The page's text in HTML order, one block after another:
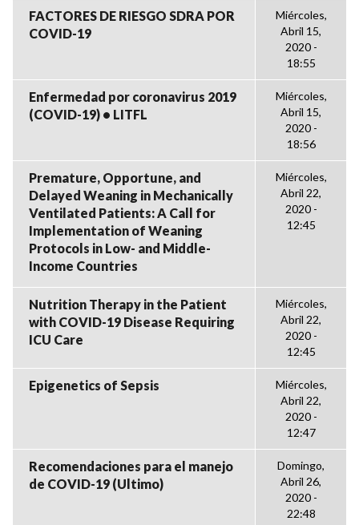
FACTORES DE RIESGO SDRA POR
COVID-19
Miércoles,
Abril 15,
2020 -
18:55
Enfermedad por coronavirus 2019
(COVID-19) • LITFL
Miércoles,
Abril 15,
2020 -
18:56
Premature, Opportune, and
Delayed Weaning in Mechanically
Ventilated Patients: A Call for
Implementation of Weaning
Protocols in Low- and Middle-
Income Countries
Miércoles,
Abril 22,
2020 -
12:45
Nutrition Therapy in the Patient
with COVID-19 Disease Requiring
ICU Care
Miércoles,
Abril 22,
2020 -
12:45
Epigenetics of Sepsis
Miércoles,
Abril 22,
2020 -
12:47
Recomendaciones para el manejo
de COVID-19 (Ultimo)
Domingo,
Abril 26,
2020 -
22:48